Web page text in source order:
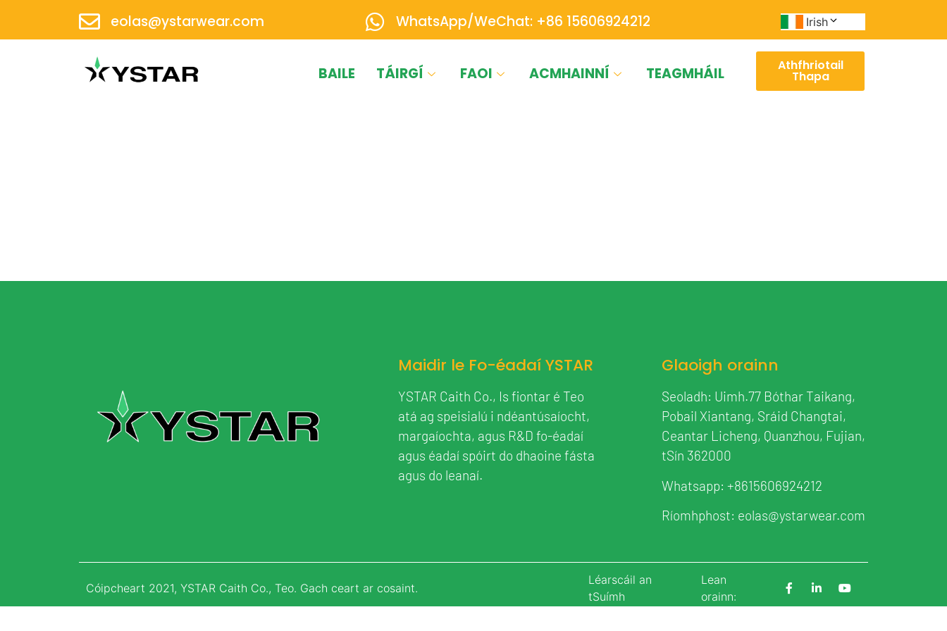
eolas@ystarwear.com WhatsApp/WeChat: +86 15606924212 Irish
BAILE TÁIRGÍ FAOI ACMHAINNÍ TEAGMHÁIL Athfhriotail
Thapa
Maidir le Fo-éadaí YSTAR
YSTAR Caith Co., Is fiontar é Teo
atá ag speisialú i ndéantúsaíocht,
margaíochta, agus R&D fo-éadaí
agus éadaí spóirt do dhaoine fásta
agus do leanaí.
Glaoigh orainn
Seoladh: Uimh.77 Bóthar Taikang,
Pobail Xiantang, Sráid Changtai,
Ceantar Licheng, Quanzhou, Fujian,
tSín 362000
Whatsapp: +8615606924212
Ríomhphost: eolas@ystarwear.com
Cóipcheart 2021, YSTAR Caith Co., Teo. Gach ceart ar cosaint.
Léarscáil an
tSuímh
Lean
orainn: